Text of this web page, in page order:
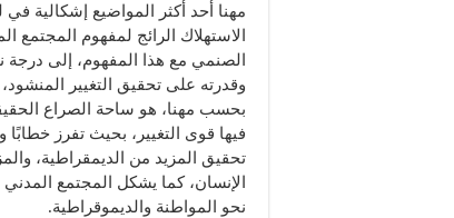
مهنا أحد أكثر المواضيع إشكالية في
الاستهلاك الرائج لمفهوم المجتمع
الصنمي مع هذا المفهوم، إلى درجة
وقدرته على تحقيق التغيير
بحسب مهنا، هو ساحة الصراع
فيها قوى التغيير، بحيث تفرز خطابًا
تحقيق المزيد من الديمقراطية،
الإنسان، كما يشكل المجتمع المدني
نحو المواطنة والديموقراطية.